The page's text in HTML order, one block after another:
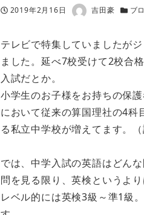
投稿日
2019年2月16日 著者 吉田豪 カテゴ
ブ
テレビで特集していましたが
ました。延べ7校受けて2校合
入試だとか。
小学生のお子様をお持ちの保
において従来の算国理社の4科
る私立中学校が増えてます。
では、中学入試の英語はどん
問を見る限り、英検というよ
レベル的には英検3級～準1級